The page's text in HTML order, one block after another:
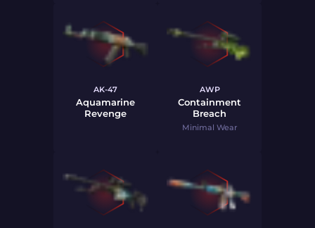
AK-47
Aquamarine
Revenge
AWP
Containment
Breach
Minimal Wear